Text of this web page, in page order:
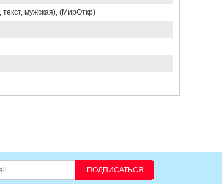
мужская), (МирОткр)
ПОДПИСАТЬСЯ